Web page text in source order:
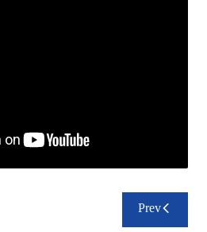
تصفّح
المقالاتPrev